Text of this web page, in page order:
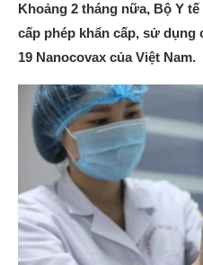
Khoảng 2 tháng nữa, Bộ Y
cấp phép khẩn cấp, sử dụng
19 Nanocovax của Việt Nam.